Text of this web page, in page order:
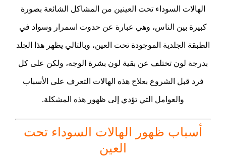
الهالات السوداء تحت العينين من المشاكل الشائعة بصورة
كبيرة بين الناس، وهي عبارة عن حدوت اسمرار وسواد في
الطبقة الجلدية الموجودة تحت العين، وبالتالي يظهر هذا الجلد
بدرجة لون تختلف عن بقية لون بشرة الوجه، ولكن على كل
فرد قبل الشروع بعلاج هذه الهالات التعرف على الأسباب
والعوامل التي تؤدي إلى ظهور هذه المشكلة.
أسباب ظهور الهالات السوداء تحت
العين